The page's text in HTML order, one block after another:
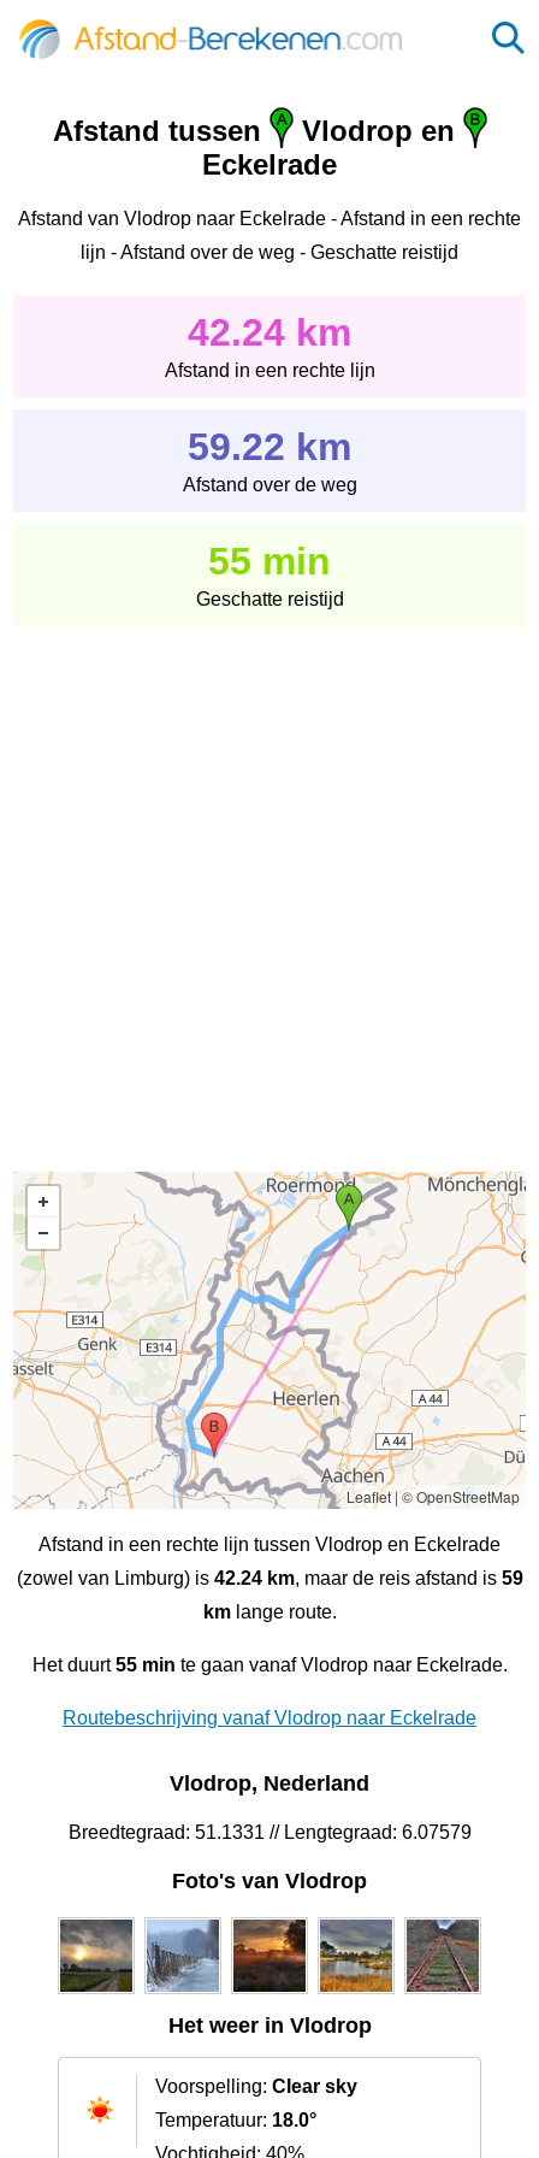
Afstand tussen
Vlodrop en
Eckelrade
Afstand van Vlodrop naar Eckelrade - Afstand in een rechte
lijn - Afstand over de weg - Geschatte reistijd
42.24 km
Afstand in een rechte lijn
59.22 km
Afstand over de weg
55 min
Geschatte reistijd
Leaflet|© OpenStreetMap
Afstand in een rechte lijn tussen Vlodrop en Eckelrade
(zowel van Limburg) is 42.24 km, maar de reis afstand is 59
kmlange route.
Het duurt55 min te gaan vanaf Vlodrop naar Eckelrade.
Routebeschrijving vanaf Vlodrop naar Eckelrade
Vlodrop, Nederland
Breedtegraad: 51.1331 // Lengtegraad: 6.07579
Foto's van Vlodrop
Het weer in Vlodrop
Voorspelling: Clear sky
Temperatuur: 18.0°